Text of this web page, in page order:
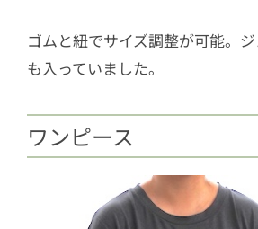
ゴムと紐でサイズ調整が可能。
も入っていました。
ワンピース